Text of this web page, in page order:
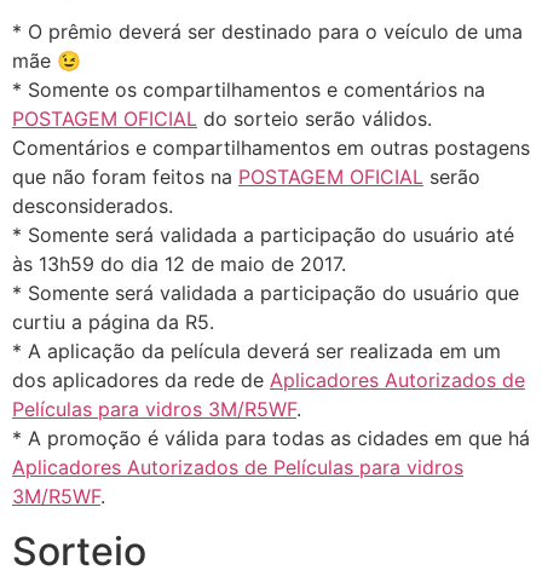
* O prêmio deverá ser destinado para o veículo de uma
mãe 😉
* Somente os compartilhamentos e comentários na
POSTAGEM OFICIAL do sorteio serão válidos.
Comentários e compartilhamentos em outras postagens
que não foram feitos na POSTAGEM OFICIAL serão
desconsiderados.
* Somente será validada a participação do usuário até
às 13h59 do dia 12 de maio de 2017.
* Somente será validada a participação do usuário que
curtiu a página da R5.
* A aplicação da película deverá ser realizada em um
dos aplicadores da rede de Aplicadores Autorizados de
Películas para vidros 3M/R5WF.
* A promoção é válida para todas as cidades em que há
Aplicadores Autorizados de Películas para vidros
3M/R5WF.
Sorteio